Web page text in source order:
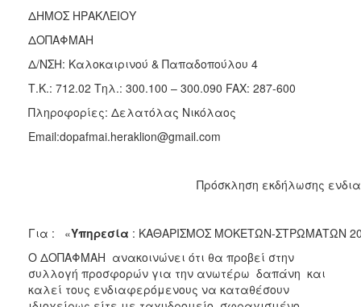
2019
2018
2017
2016
2015
2013
ΠΟΛΙΤΙΣΜΟΣ
ΔΗΜΟΣ ΗΡΑΚΛΕΙΟΥ
ΔΟΠΑΦΜΑΗ
Δ/ΝΣΗ: Καλοκαιρινού & Παπαδοπούλου 4
Τ.Κ.: 712.02 Τηλ.: 300.100 – 300.090 FAX: 287-600
Πληροφορίες: Δελατόλας Νικόλαος
Email:dopafmai.heraklion@gmail.com
Πρόσκληση εκδήλωσης
Για : «Υπηρεσία : ΚΑΘΑΡΙΣΜΟΣ ΜΟΚΕΤΩΝ-ΣΤΡΩΜΑΤΩΝ
Ο ΔΟΠΑΦΜΑΗ ανακοινώνει ότι θα προβεί στην
συλλογή προσφορών για την ανωτέρω δαπάνη και
καλεί τους ενδιαφερόμενους να καταθέσουν